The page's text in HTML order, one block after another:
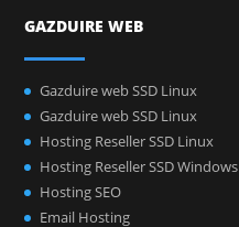
GAZDUIRE WEB
Gazduire web SSD Linux
Gazduire web SSD Linux
Hosting Reseller SSD Linux
Hosting Reseller SSD Windows
Hosting SEO
Email Hosting